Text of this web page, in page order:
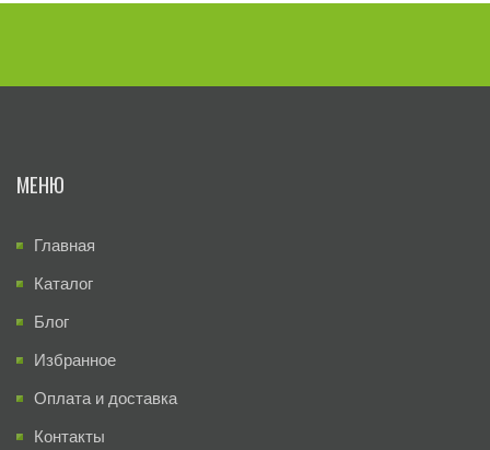
МЕНЮ
Главная
Каталог
Блог
Избранное
Оплата и доставка
Контакты